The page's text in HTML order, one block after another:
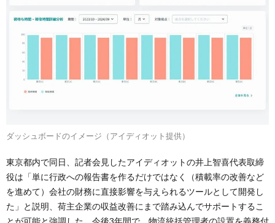
ダッシュボードのイメージ（アイディオット提供）
東京都内で同日、記者会見したアイディオットの井上智喜代表取締
役は「単に行政への報告書を作るだけではなく（積載率の改善など
を進めて）会社の財務に直接影響を与えられるツールとして開発し
た」と説明、荷主企業の収益改善にまで踏み込んでサポートするこ
とが可能と強調した。今後3年間で、物流統括管理者の設置を義務付